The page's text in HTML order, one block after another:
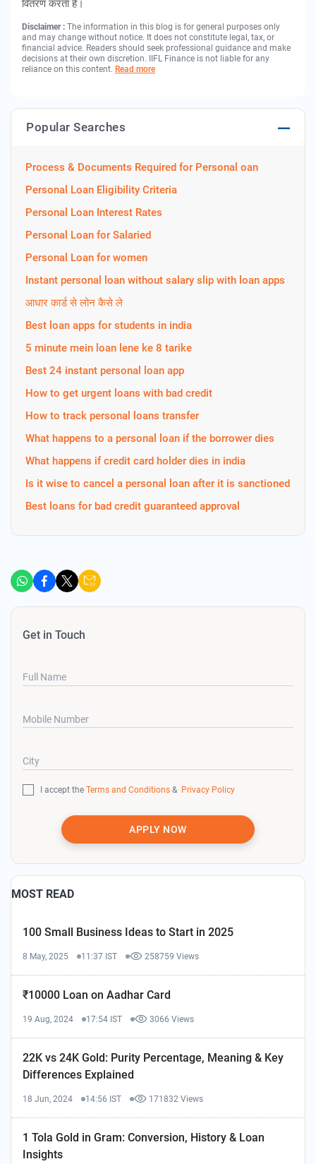
वितरण करता है।
Disclaimer : The information in this blog is for general purposes only
and may change without notice. It does not constitute legal, tax, or
financial advice. Readers should seek professional guidance and make
decisions at their own discretion. IIFL Finance is not liable for any
reliance on this content. Read more
Popular Searches
Process & Documents Required for Personal oan
Personal Loan Eligibility Criteria
Personal Loan Interest Rates
Personal Loan for Salaried
Personal Loan for women
Instant personal loan without salary slip with loan apps
आधार कार्ड से लोन कैसे ले
Best loan apps for students in india
5 minute mein loan lene ke 8 tarike
Best 24 instant personal loan app
How to get urgent loans with bad credit
How to track personal loans transfer
What happens to a personal loan if the borrower dies
What happens if credit card holder dies in india
Is it wise to cancel a personal loan after it is sanctioned
Best loans for bad credit guaranteed approval
Get in Touch
Full Name
Mobile Number
City
I accept the Terms and Conditions & Privacy Policy
APPLY NOW
MOST READ
100 Small Business Ideas to Start in 2025
8 May, 2025 11:37 IST 258759 Views
₹10000 Loan on Aadhar Card
19 Aug, 2024 17:54 IST 3066 Views
22K vs 24K Gold: Purity Percentage, Meaning & Key
Differences Explained
18 Jun, 2024 14:56 IST 171832 Views
1 Tola Gold in Gram: Conversion, History & Loan
Insights